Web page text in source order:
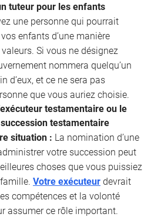
tuteur pour les enfants
une personne qui pourrait
enfants d’une manière
Si vous ne désignez
nommera quelqu’un
d’eux, et ce ne sera pas
que vous auriez choisie.
testamentaire ou le
testamentaire
situation : La nomination d’une
votre succession peut
choses que vous puissiez
Votre exécuteur devrait
compétences et la volonté
assumer ce rôle important.